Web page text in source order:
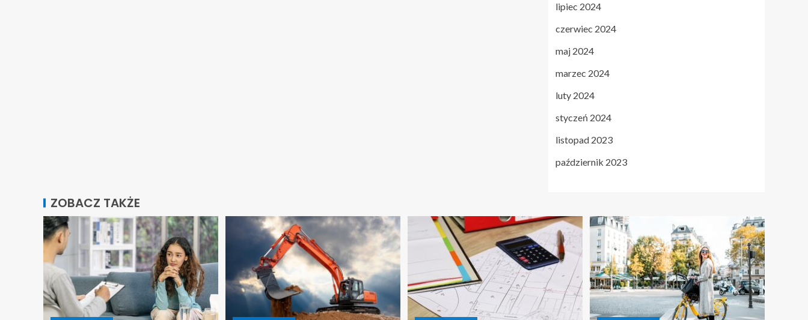
lipiec 2024
czerwiec 2024
maj 2024
marzec 2024
luty 2024
styczeń 2024
listopad 2023
październik 2023
ZOBACZ TAKŻE